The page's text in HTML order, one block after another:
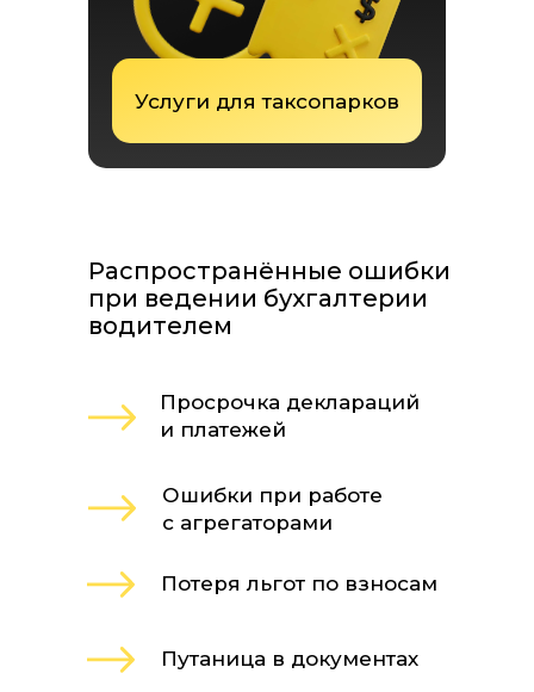
Услуги для таксопарков
Распространённые ошибки
при ведении бухгалтерии
водителем
Потеря льгот по взносам
Путаница в документах
Ошибки при работе
с агрегаторами
Просрочка деклараций
и платежей